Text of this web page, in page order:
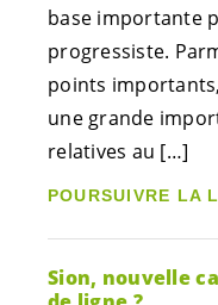
base importante
progressiste.
points
une grande
relatives au […]
POURSUIVRE LA
Sion, nouvelle